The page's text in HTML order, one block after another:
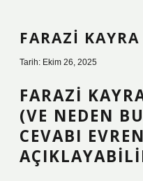
FARAZI
Tarih: Ekim 26, 2025
FARAZI
(VE NEDEN
CEVABI